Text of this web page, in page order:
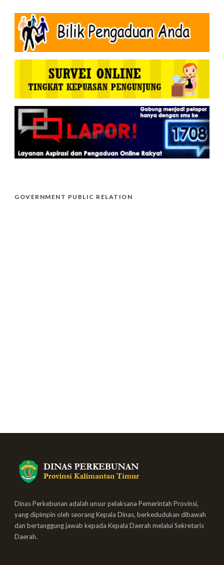
GOVERNMENT PUBLIC RELATION
Dinas Perkebunan adalah unsur pelaksana Pemerintah Provinsi,
yang dipimpin oleh seorang Kepala Dinas, berkedudukan dibawah
dan bertanggung jawab kepada Kepala Daerah melalui Sekretaris
Daerah.